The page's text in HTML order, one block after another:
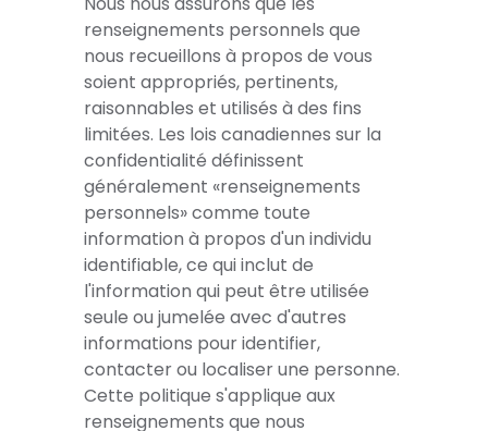
peuvent varier.
pouvez interrompre l’expérience à
tout moment.
désorientation, modifications de
l’équilibre, réactions émotionnelles
ou inconfort physique léger peuvent
occasionnellement survenir vous
choisissez volontairement de
participer vous êtes responsable
d’informer le personnel de toute
condition de santé ou préoccupation
pertinente vous acceptez de
communiquer immédiatement tout
inconfort ou toute préoccupation
pendant la séance le personnel de
Om Massage Santé Inc. peut
interrompre la séance à tout
moment pour des raisons de sécurité
par les lois du Québec, vous libérez
Om Massage Santé Inc., ses
propriétaires, employés,
contractuels, affiliés, ainsi que
Unchained LLC / Unchained Earth de
toute responsabilité liée à votre
participation volontaire, sauf en cas
de négligence grave ou de faute
intentionnelle.
Reconnaissance
En réservant ou en participant à une
séance Vortex Om™, vous confirmez
avoir lu, compris et accepté ce
consentement éclairé, cette
décharge et cet avis de non-
responsabilité.
renseignements personnels que
nous recueillons à propos de vous
soient appropriés, pertinents,
raisonnables et utilisés à des fins
limitées. Les lois canadiennes sur la
confidentialité définissent
généralement «renseignements
personnels» comme toute
information à propos d'un individu
identifiable, ce qui inclut de
l'information qui peut être utilisée
seule ou jumelée avec d'autres
informations pour identifier,
contacter ou localiser une personne.
Cette politique s'applique aux
renseignements que nous